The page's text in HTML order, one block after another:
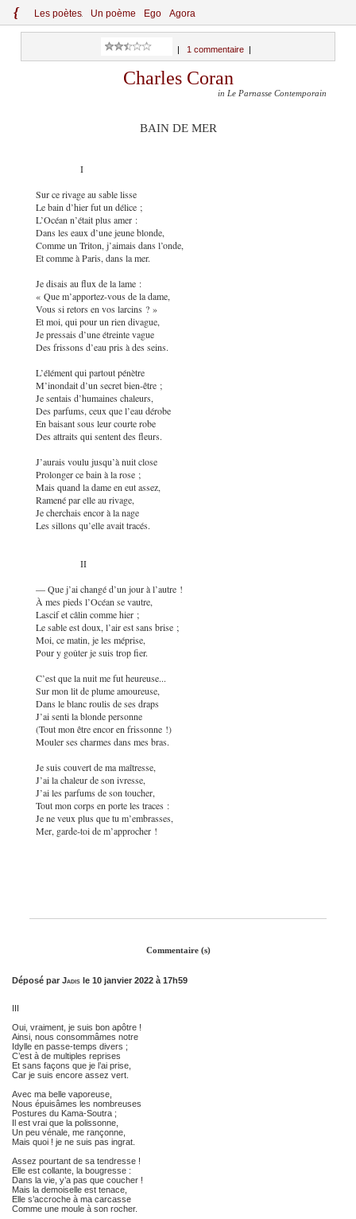
{ Les poètes Un poème Ego Agora
1 commentaire|
Charles Coran
in Le Parnasse Contemporain
BAIN DE MER
I
Sur ce rivage au sable lisse
Le bain d’hier fut un délice ;
L’Océan n’était plus amer :
Dans les eaux d’une jeune blonde,
Comme un Triton, j’aimais dans l’onde,
Et comme à Paris, dans la mer.
Je disais au flux de la lame :
« Que m’apportez-vous de la dame,
Vous si retors en vos larcins ? »
Et moi, qui pour un rien divague,
Je pressais d’une étreinte vague
Des frissons d’eau pris à des seins.
L’élément qui partout pénètre
M’inondait d’un secret bien-être ;
Je sentais d’humaines chaleurs,
Des parfums, ceux que l’eau dérobe
En baisant sous leur courte robe
Des attraits qui sentent des fleurs.
J’aurais voulu jusqu’à nuit close
Prolonger ce bain à la rose ;
Mais quand la dame en eut assez,
Ramené par elle au rivage,
Je cherchais encor à la nage
Les sillons qu’elle avait tracés.
II
— Que j’ai changé d’un jour à l’autre !
À mes pieds l’Océan se vautre,
Lascif et câlin comme hier ;
Le sable est doux, l’air est sans brise ;
Moi, ce matin, je les méprise,
Pour y goûter je suis trop fier.
C’est que la nuit me fut heureuse...
Sur mon lit de plume amoureuse,
Dans le blanc roulis de ses draps
J’ai senti la blonde personne
(Tout mon être encor en frissonne !)
Mouler ses charmes dans mes bras.
Je suis couvert de ma maîtresse,
J’ai la chaleur de son ivresse,
J’ai les parfums de son toucher,
Tout mon corps en porte les traces :
Je ne veux plus que tu m’embrasses,
Mer, garde-toi de m’approcher !
Commentaire (s)
Déposé par Jadis le 10 janvier 2022 à 17h59
III
Oui, vraiment, je suis bon apôtre !
Ainsi, nous consommâmes notre
Idylle en passe-temps divers ;
C’est à de multiples reprises
Et sans façons que je l’ai prise,
Car je suis encore assez vert.
Avec ma belle vaporeuse,
Nous épuisâmes les nombreuses
Postures du Kama-Soutra ;
Il est vrai que la polissonne,
Un peu vénale, me rançonne,
Mais quoi ! je ne suis pas ingrat.
Assez pourtant de sa tendresse !
Elle est collante, la bougresse :
Dans la vie, y’a pas que coucher !
Mais la demoiselle est tenace,
Elle s’accroche à ma carcasse
Comme une moule à son rocher.